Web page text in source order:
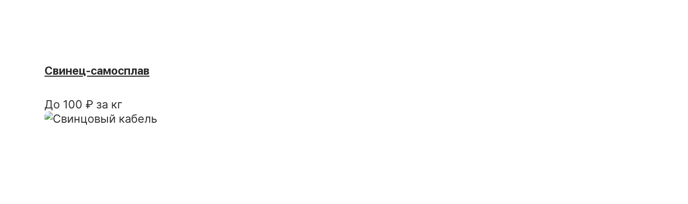
Свинец-самосплав
До 100 ₽ за кг